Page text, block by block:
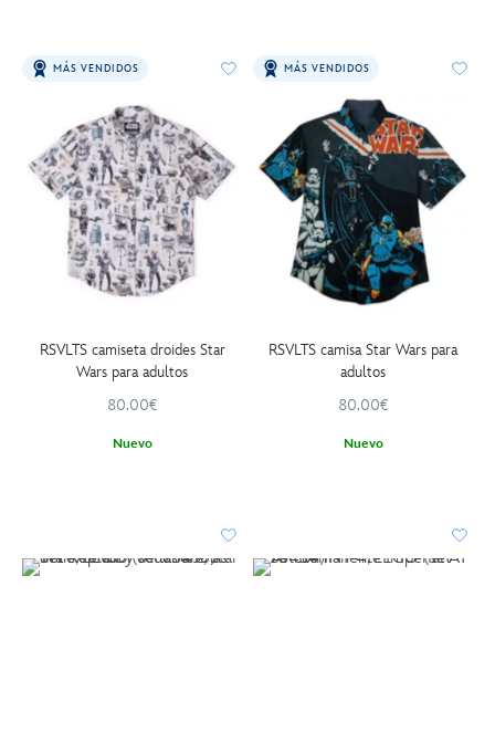
MÁS VENDIDOS
RSVLTS camiseta droides Star
Wars para adultos
80.00€
Nuevo
MÁS VENDIDOS
RSVLTS camisa Star Wars para
adultos
80.00€
Nuevo